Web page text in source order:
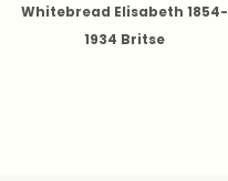
Whitebread Elisabeth 1854-
1934 Britse